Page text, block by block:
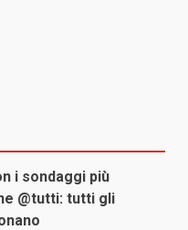
i sondaggi più
@tutti: tutti gli